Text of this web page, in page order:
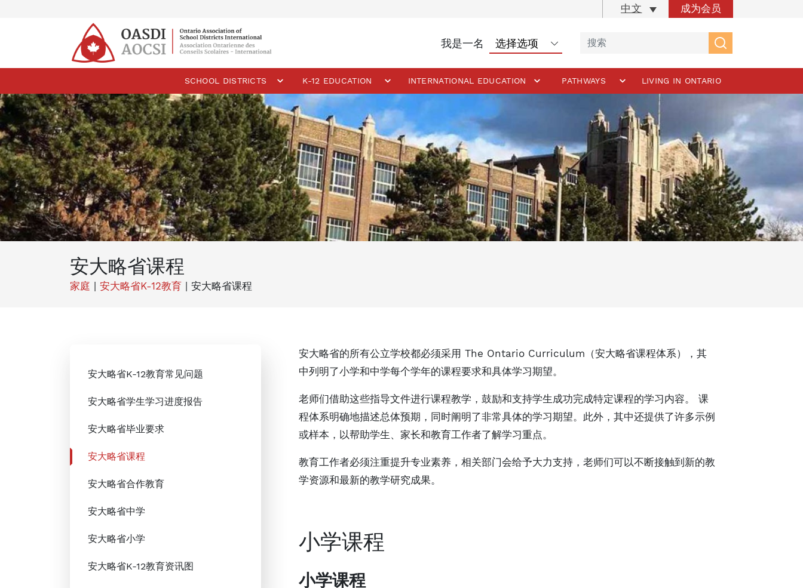
中文 成为会员
我是一名
SCHOOL DISTRICTS K-12 EDUCATION INTERNATIONAL EDUCATION PATHWAYS LIVING IN ONTARIO
安大略省课程
家庭 安大略省K-12教育 安大略省课程
安大略省K-12教育常见问题
安大略省学生学习进度报告
安大略省毕业要求
安大略省课程
安大略省合作教育
安大略省中学
安大略省小学
安大略省K-12教育资讯图
安大略省的所有公立学校都必须采用 The Ontario Curriculum（安大略省课程体系），其
中列明了小学和中学每个学年的课程要求和具体学习期望。
老师们借助这些指导文件进行课程教学，鼓励和支持学生成功完成特定课程的学习内容。 课
程体系明确地描述总体预期，同时阐明了非常具体的学习期望。此外，其中还提供了许多示例
或样本，以帮助学生、家长和教育工作者了解学习重点。
教育工作者必须注重提升专业素养，相关部门会给予大力支持，老师们可以不断接触到新的教
学资源和最新的教学研究成果。
小学课程
小学课程